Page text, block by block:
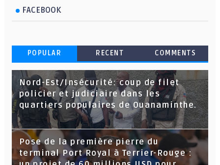
FACEBOOK
POPULAR RECENT COMMENTS
Nord-Est/Insécurité: coup de filet
policier et judiciaire dans les
quartiers populaires de Ouanaminthe.
Pose de la première pierre du
terminal Port Royal à Terrier-Rouge :